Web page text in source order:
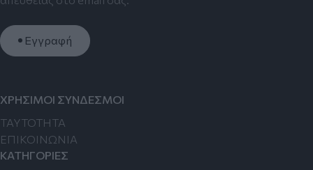
Εγγραφή
ΧΡΗΣΙΜΟΙ ΣΥΝΔΕΣΜΟΙ
TAYTOTHTA
ΕΠΙΚΟΙΝΩΝΙΑ
ΚΑΤΗΓΟΡΙΕΣ